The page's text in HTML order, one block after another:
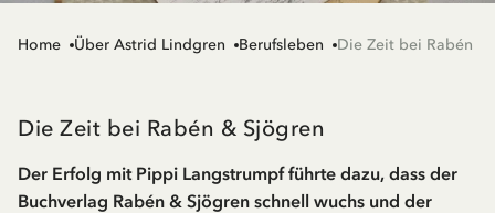
Home Über Astrid Lindgren Berufsleben Die Zeit bei Rabén &
Die Zeit bei Rabén & Sjögren
Der Erfolg mit Pippi Langstrumpf führte dazu, dass der
Buchverlag Rabén & Sjögren schnell wuchs und der